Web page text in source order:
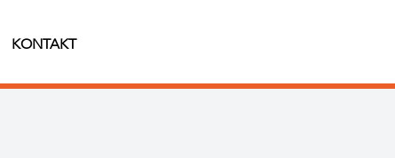
KONTAKT